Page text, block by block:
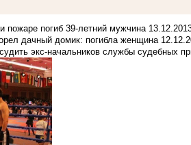
пожаре погиб 39-летний мужчина
дачный домик: погибла женщина
экс-начальников службы судебных